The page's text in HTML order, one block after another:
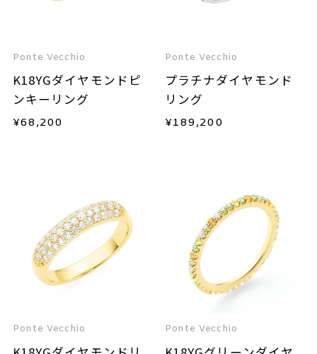
Ponte Vecchio
K18YGダイヤモンドピ
ンキーリング
¥68,200
Ponte Vecchio
プラチナダイヤモンド
リング
¥189,200
Ponte Vecchio Ponte Vecchio